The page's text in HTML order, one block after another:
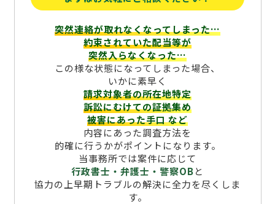
突然連絡が取れなくなってしまった…
約束されていた配当等が
突然入らなくなった…
この様な状態になってしまった場合、
いかに素早く
請求対象者の所在地特定
訴訟にむけての証拠集め
被害にあった手口など
内容にあった調査方法を
的確に行うかがポイントになります。
当事務所では案件に応じて
行政書士・弁護士・警察OBと
協力の上早期トラブルの解決に全力を尽くしま
す。